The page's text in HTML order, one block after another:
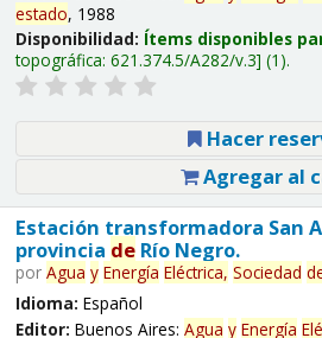
estado, 1988
Disponibilidad: Ítems disponibles
topográfica: 621.374.5/A282/v.3 (1).
Hacer
Agregar al
Estación transformadora San
provincia deRío Negro.
por Agua y Energía Eléctrica, Sociedad
Idioma: Español
Editor: Buenos Aires: Agua y Energía